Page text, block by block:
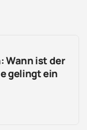
Wann ist der
gelingt ein